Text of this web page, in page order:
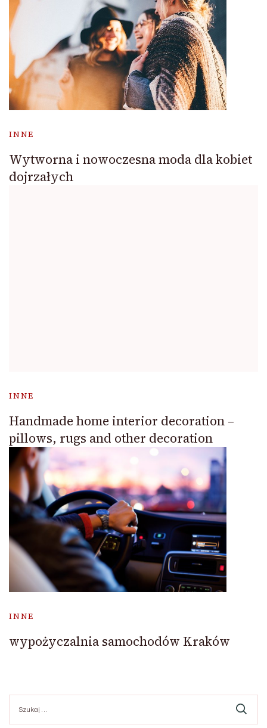
INNE
Wytworna i nowoczesna moda dla kobiet
dojrzałych
INNE
Handmade home interior decoration –
pillows, rugs and other decoration
INNE
wypożyczalnia samochodów Kraków